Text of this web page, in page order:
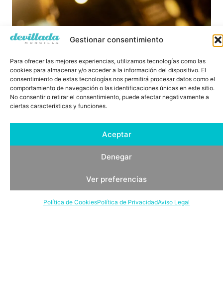
Gestionar consentimiento
Para ofrecer las mejores experiencias, utilizamos tecnologías como las
cookies para almacenar y/o acceder a la información del dispositivo. El
consentimiento de estas tecnologías nos permitirá procesar datos como el
comportamiento de navegación o las identificaciones únicas en este sitio.
No consentir o retirar el consentimiento, puede afectar negativamente a
ciertas características y funciones.
Aceptar
Denegar
Ver preferencias
Política de CookiesPolítica de PrivacidadAviso Legal